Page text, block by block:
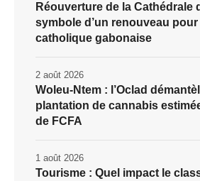
Réouverture de la Cathédrale
symbole d’un renouveau pour
catholique gabonaise
Woleu-Ntem : l’Oclad
plantation de cannabis
de FCFA
2 août 2026
Tourisme : Quel impact le
1 août 2026